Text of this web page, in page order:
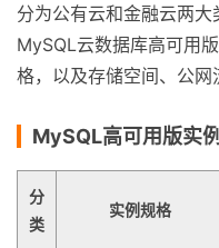
分为公有云和金融云两
MySQL云数据库高可用
格，以及存储空间、公网
MySQL高可用版实
分
类
实例规格